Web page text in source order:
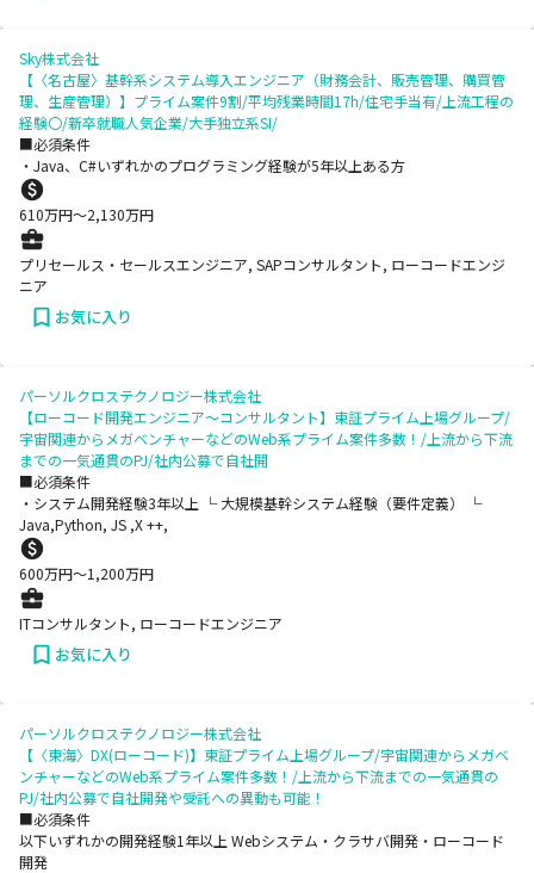
Sky株式会社
【〈名古屋〉基幹系システム導入エンジニア（財務会計、販売管理、購買管
理、生産管理）】プライム案件9割/平均残業時間17h/住宅手当有/上流工程の
経験〇/新卒就職人気企業/大手独立系SI/
■必須条件
・Java、C#いずれかのプログラミング経験が5年以上ある方
610万円〜2,130万円
プリセールス・セールスエンジニア, SAPコンサルタント, ローコードエンジ
ニア
お気に入り
パーソルクロステクノロジー株式会社
【ローコード開発エンジニア～コンサルタント】東証プライム上場グループ/
宇宙関連からメガベンチャーなどのWeb系プライム案件多数！/上流から下流
までの一気通貫のPJ/社内公募で自社開
■必須条件
・システム開発経験3年以上 └ 大規模基幹システム経験（要件定義） └
Java,Python, JS ,X ++,
600万円〜1,200万円
ITコンサルタント, ローコードエンジニア
お気に入り
パーソルクロステクノロジー株式会社
【〈東海〉DX(ローコード)】東証プライム上場グループ/宇宙関連からメガベ
ンチャーなどのWeb系プライム案件多数！/上流から下流までの一気通貫の
PJ/社内公募で自社開発や受託への異動も可能！
■必須条件
以下いずれかの開発経験1年以上 Webシステム・クラサバ開発・ローコード
開発